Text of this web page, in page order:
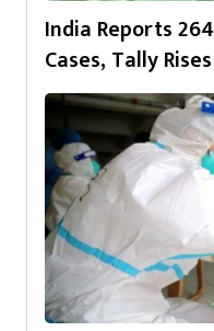
India Reports
Cases, Tally